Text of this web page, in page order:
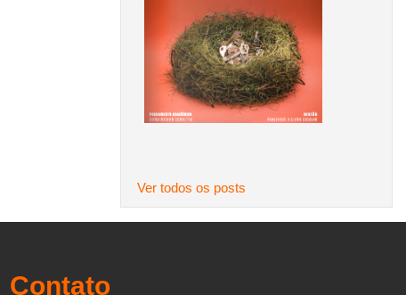
Ver todos os posts
Contato